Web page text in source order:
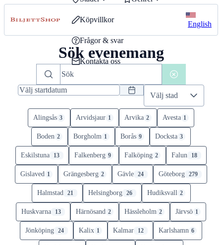
Köpvillkor
Frågor & svar
Kontakta oss
English
Sök evenemang
Välj stad
Alingsås 3 Arvidsjaur 1 Arvika 2 Avesta 1
Boden 2 Borgholm 1 Borås 9 Docksta 3
Eskilstuna 13 Falkenberg 9 Falköping 2 Falun 18
Gislaved 1 Grängesberg 2 Gävle 24 Göteborg 279
Halmstad 21 Helsingborg 26 Hudiksvall 2
Huskvarna 13 Härnösand 2 Hässleholm 2 Järvsö 1
Jönköping 24 Kalix 1 Kalmar 12 Karlshamn 6